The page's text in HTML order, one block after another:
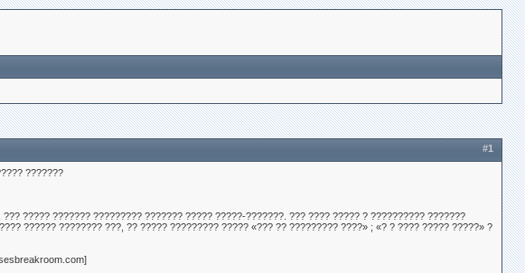
#1
???????
????? ??????? ????????? ??????? ????? ?????-???????. ??? ???? ????? ? ?????????? ???????
?????? ???????? ???, ?? ????? ????????? ????? «??? ?? ????????? ????» ; «? ? ???? ????? ?????» ?